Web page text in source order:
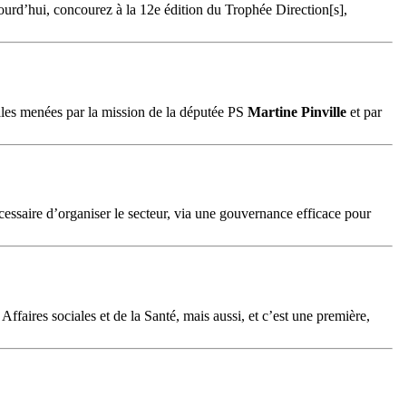
concourez à la 12e édition du Trophée Direction[s],
menées par la mission de la députée PS Martine Pinville et par
d’organiser le secteur, via une gouvernance efficace pour
sociales et de la Santé, mais aussi, et c’est une première,